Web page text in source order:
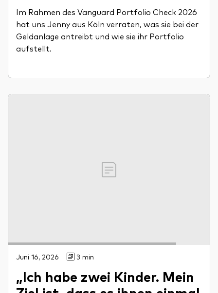
Im Rahmen des Vanguard Portfolio Check 2026
hat uns Jenny aus Köln verraten, was sie bei der
Geldanlage antreibt und wie sie ihr Portfolio
aufstellt.
Juni 16, 2026 3 min
„Ich habe zwei Kinder. Mein